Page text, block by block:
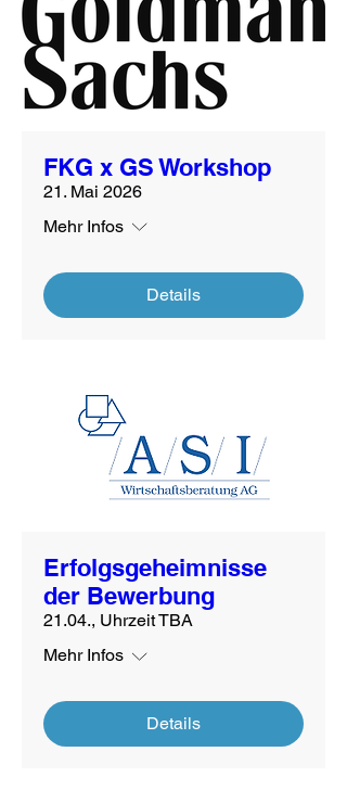
FKG x GS Workshop
21. Mai 2026
Mehr Infos
Details
Erfolgsgeheimnisse
der Bewerbung
21.04., Uhrzeit TBA
Mehr Infos
Details